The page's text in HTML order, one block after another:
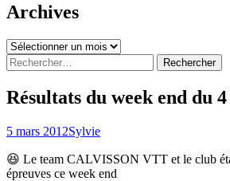
Archives
Archives
Rechercher :
Résultats du week end du
5 mars 2012Sylvie
😆 Le team CALVISSON VTT et le club
épreuves ce week end